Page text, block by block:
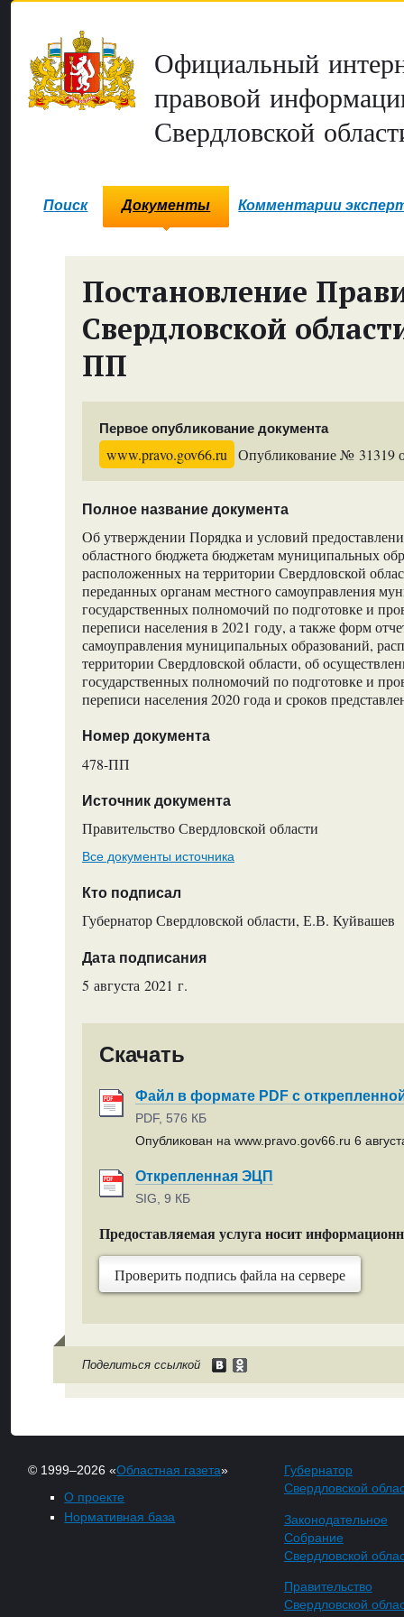
Официальный
правовой
Свердловской
Поиск Документы Комментарии
Постановление
Свердловской
ПП
Первое опубликование документа
www.pravo.gov66.ru Опубликование № 31319
Полное название документа
Об утверждении Порядка и условий
областного бюджета бюджетам муниципальных
расположенных на территории Свердловской
переданных органам местного самоуправления
государственных полномочий по подготовке и
переписи населения в 2021 году, а также форм
самоуправления муниципальных образований,
территории Свердловской области, об
государственных полномочий по подготовке и
переписи населения 2020 года и сроков
Номер документа
478-ПП
Источник документа
Правительство Свердловской области
Все документы источника
Кто подписал
Губернатор Свердловской области, Е.В. Куйвашев
Дата подписания
5 августа 2021 г.
Скачать
Файл в формате PDF с
PDF, 576 КБ
Опубликован на www.pravo.gov66.ru 6
Открепленная ЭЦП
SIG, 9 КБ
Предоставляемая услуга носит
Проверить подпись файла на сервере
Поделиться ссылкой
© 1999–2026 «Областная газета»
О проекте
Нормативная база
Губернатор
Свердловской
Законодательное
Собрание
Свердловской
Правительство
Свердловской